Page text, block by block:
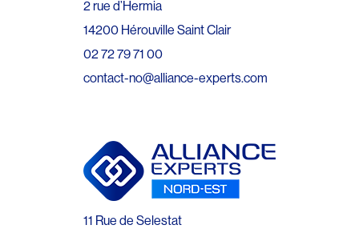
2 rue d’Hermia
14200 Hérouville Saint Clair
02 72 79 71 00
contact-no@alliance-experts.com
11 Rue de Selestat